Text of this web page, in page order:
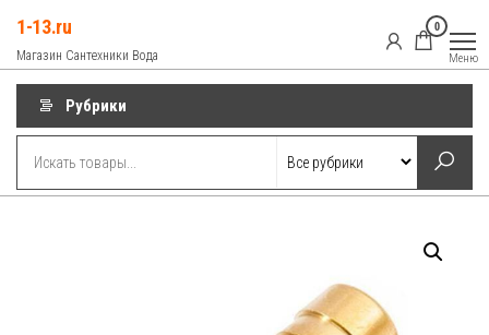
содержимому
1-13.ru
Магазин Сантехники Вода
0
Меню
Рубрики